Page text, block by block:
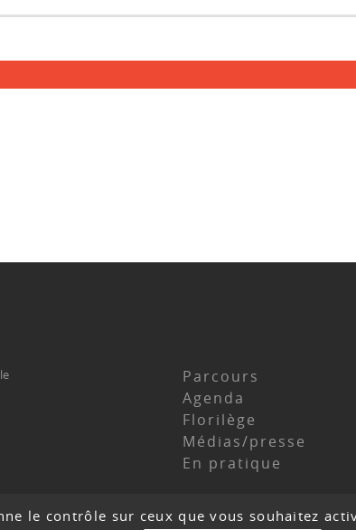
Parcours
Agenda
Florilège
Médias/presse
En pratique
le contrôle sur ceux que vous souhaitez